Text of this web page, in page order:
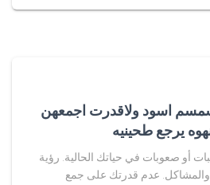
اسود ولاقدرت اجمعهن
يرجع طحينيه
أو صعوبات في حياتك الحالية. رؤية
عدم قدرتك على جمع